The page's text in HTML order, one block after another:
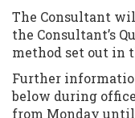
The Consultant
the Consultant’s
method set out in
Further
below during
from Monday